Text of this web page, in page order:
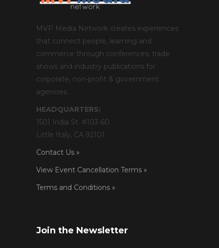
MVP Media Network creates experiences
that connect people, learning and
commerce through conferences, trade
shows and industry publications for
corporate, non-profit & government
agencies.
HEADQUARTERS:
1501 India St. #103-60
Little Italy, CA 92101
Contact Us »
View Event Cancellation Terms »
Terms and Conditions »
Join the Newsletter